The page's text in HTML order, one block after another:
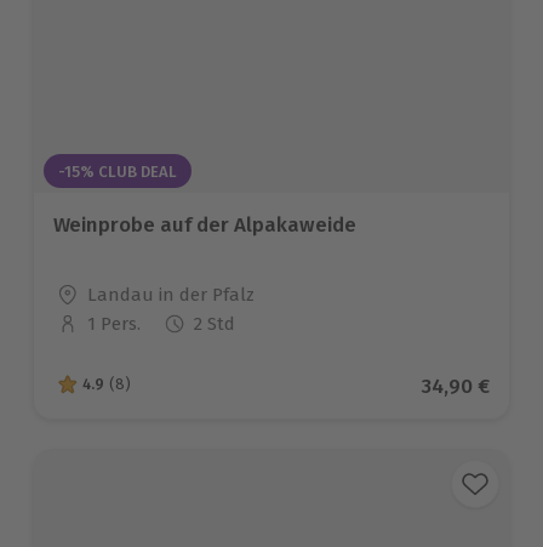
-15% CLUB DEAL
Weinprobe auf der Alpakaweide
Standort
Landau in der Pfalz
Anzahl der Teilnehmer
1 Pers. 2 Std
4.9 von 5 Sternen basierend auf 8 Bewertungen
4.9 (8) Aktueller
34,90 €